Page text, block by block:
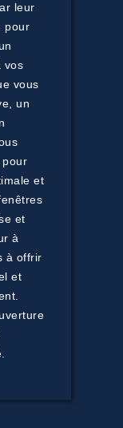
leur
pour
vos
vous
un
pour
et
et
à
à offrir
et